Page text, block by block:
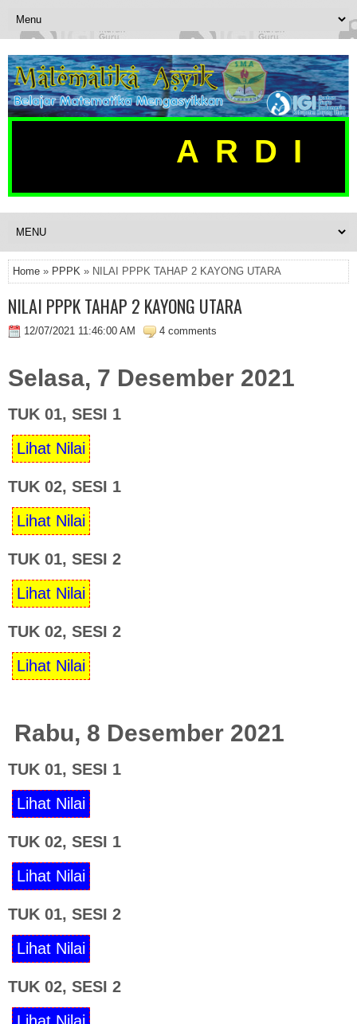
ARDI
Home » PPPK » NILAI PPPK TAHAP 2 KAYONG UTARA
NILAI PPPK TAHAP 2 KAYONG UTARA
12/07/2021 11:46:00 AM 4 comments
Selasa, 7 Desember 2021
TUK 01, SESI 1
TUK 02, SESI 1
TUK 01, SESI 2
TUK 02, SESI 2
Rabu, 8 Desember 2021
TUK 01, SESI 1
TUK 02, SESI 1
TUK 01, SESI 2
TUK 02, SESI 2